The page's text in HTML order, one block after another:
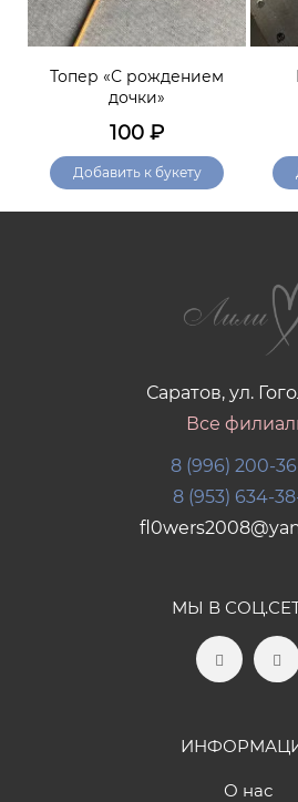
Топер «С рождением
дочки»
100 ₽
Добавить к букету
Саратов, ул.
Все
8 (996) 200-
8 (953) 634-
МЫ В
О нас